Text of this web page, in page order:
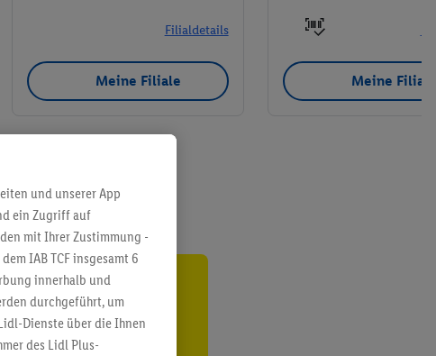
Filialdetails
Meine Filiale Meine
und unserer App
ein Zugriff auf
mit Ihrer Zustimmung -
IAB TCF insgesamt 6
innerhalb und
durchgeführt, um
Dienste über die Ihnen
des Lidl Plus-